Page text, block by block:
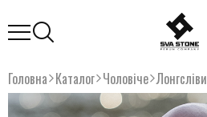
Головна Каталог Чоловіче Лонгсліви